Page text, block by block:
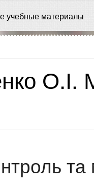
учебные материалы
О.І.
та